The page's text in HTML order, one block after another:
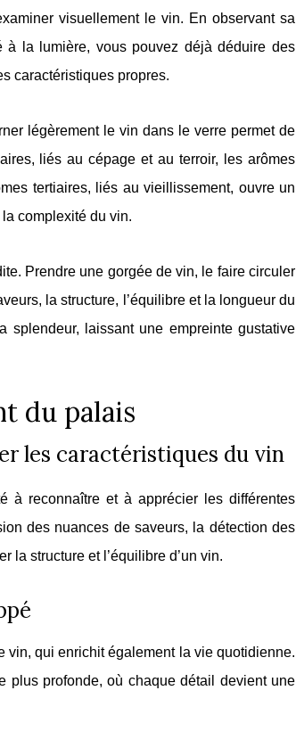
visuellement le vin. En observant sa
la lumière, vous pouvez déjà déduire des
caractéristiques propres.
légèrement le vin dans le verre permet de
liés au cépage et au terroir, les arômes
tertiaires, liés au vieillissement, ouvre un
complexité du vin.
Prendre une gorgée de vin, le faire circuler
la structure, l’équilibre et la longueur du
splendeur, laissant une empreinte gustative
du palais
les caractéristiques du vin
à reconnaître et à apprécier les différentes
des nuances de saveurs, la détection des
la structure et l’équilibre d’un vin.
vin, qui enrichit également la vie quotidienne.
plus profonde, où chaque détail devient une